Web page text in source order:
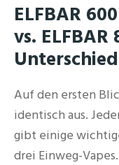
ELFBAR
vs.
Auf den ersten
identisch aus.
gibt einige
drei Einweg-